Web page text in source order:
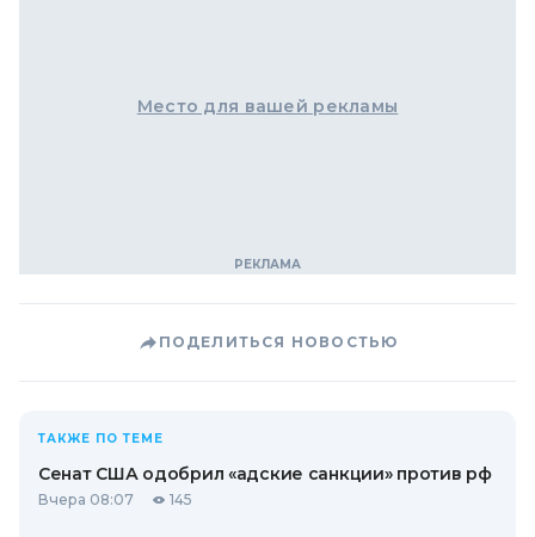
Место для вашей рекламы
ПОДЕЛИТЬСЯ НОВОСТЬЮ
ТАКЖЕ ПО ТЕМЕ
Сенат США одобрил «адские санкции» против рф
Вчера 08:07 145